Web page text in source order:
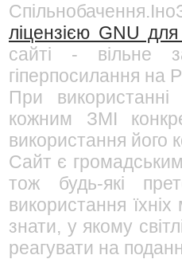
ліцензією GNU для
сайті - вільне
гіперпосилання на
При використанні
кожним ЗМІ
використання його
Сайт є
тож будь-які
використання
знати, у якому
реагувати на